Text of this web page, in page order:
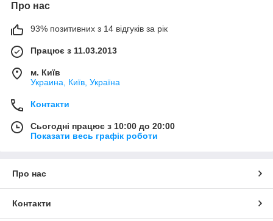
Про нас
93% позитивних з 14 відгуків за рік
Працює з 11.03.2013
м. Київ
Украина, Київ, Україна
Контакти
Сьогодні працює з 10:00 до 20:00
Показати весь графік роботи
Про нас
Контакти